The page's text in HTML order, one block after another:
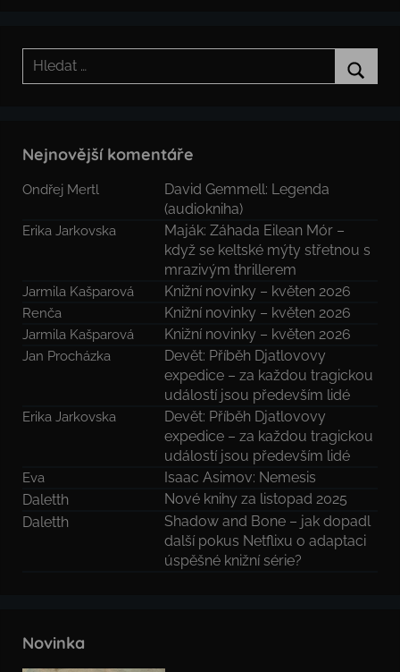
Hledat:
Nejnovější komentáře
Ondřej Mertl
David Gemmell: Legenda
(audiokniha)
Erika Jarkovska
Maják: Záhada Eilean Mór –
když se keltské mýty střetnou s
mrazivým thrillerem
Jarmila Kašparová Knižní novinky – květen 2026
Renča Knižní novinky – květen 2026
Jarmila Kašparová Knižní novinky – květen 2026
Jan Procházka
Devět: Příběh Djatlovovy
expedice – za každou tragickou
událostí jsou především lidé
Erika Jarkovska
Devět: Příběh Djatlovovy
expedice – za každou tragickou
událostí jsou především lidé
Eva
Isaac Asimov: Nemesis
Daletth
Nové knihy za listopad 2025
Daletth
Shadow and Bone – jak dopadl
další pokus Netflixu o adaptaci
úspěšné knižní série?
Novinka